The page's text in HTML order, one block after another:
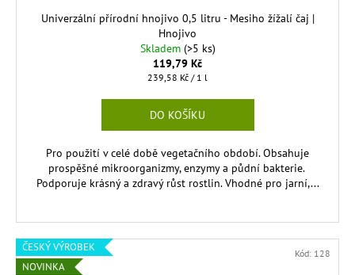
Univerzální přírodní hnojivo 0,5 litru - Mesiho žížalí čaj |
Hnojivo
Skladem (>5 ks)
119,79 Kč
Měrná
239,58 Kč / 1 l
DO KOŠÍKU
Pro použití v celé době vegetačního období. Obsahuje
prospěšné mikroorganizmy, enzymy a půdní bakterie.
Podporuje krásný a zdravý růst rostlin. Vhodné pro jarní,...
ČESKÝ VÝROBEK
NOVINKA
Kód: 128